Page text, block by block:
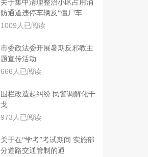
关于集中清理整治小区占用消
防通道违停车辆及“僵尸车
1009人已阅读
市委政法委开展暑期反邪教主
题宣传活动
666人已阅读
围栏改造起纠纷 民警调解化干
戈
973人已阅读
关于在“学考”考试期间 实施部
分道路交通管制的通